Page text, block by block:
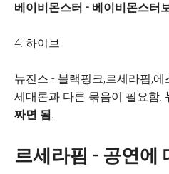
베이비몬스터 - 베이비몬스터
4. 하이브
뉴진스 - 블랙핑크,르세라핌,
세대론과 다른 묶음이 필요함.
짜면 됨.
르세라핌 - 공연에